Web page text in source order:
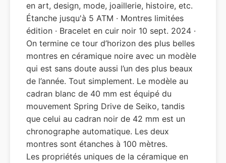
en art, design, mode, joaillerie, histoire, etc.
Étanche jusqu'à 5 ATM · Montres limitées
édition · Bracelet en cuir noir 10 sept. 2024 ·
On termine ce tour d’horizon des plus belles
montres en céramique noire avec un modèle
qui est sans doute aussi l’un des plus beaux
de l’année. Tout simplement. Le modèle au
cadran blanc de 40 mm est équipé du
mouvement Spring Drive de Seiko, tandis
que celui au cadran noir de 42 mm est un
chronographe automatique. Les deux
montres sont étanches à 100 mètres.
Les propriétés uniques de la céramique en